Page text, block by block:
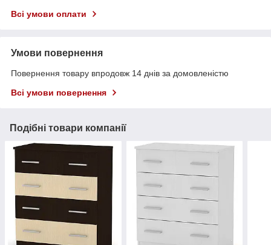
Всі умови оплати
Умови повернення
Повернення товару впродовж 14 днів за домовленістю
Всі умови повернення
Подібні товари компанії